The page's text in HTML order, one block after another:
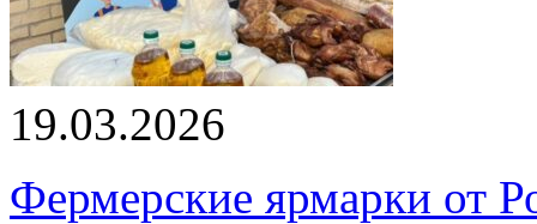
19.03.2026
Фермерские ярмарки от